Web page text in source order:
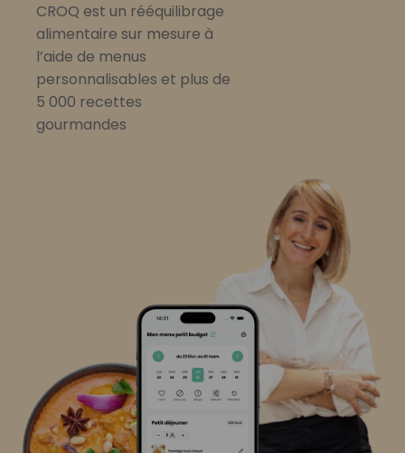
CROQ est un rééquilibrage
alimentaire sur mesure à
l’aide de menus
personnalisables et plus de
5 000 recettes
gourmandes